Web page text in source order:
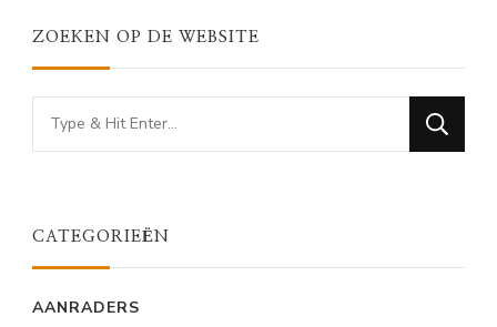
ZOEKEN OP DE WEBSITE
Looking
for
CATEGORIEËN
AANRADERS